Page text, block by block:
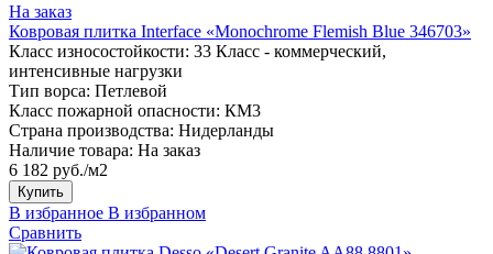
На заказ
Ковровая плитка Interface «Monochrome Flemish Blue 346703»
Класс износостойкости: 33 Класс - коммерческий,
интенсивные нагрузки
Тип ворса: Петлевой
Класс пожарной опасности: КМ3
Страна производства: Нидерланды
Наличие товара: На заказ
6 182 руб./м2
Купить
В избранное В избранном
Сравнить